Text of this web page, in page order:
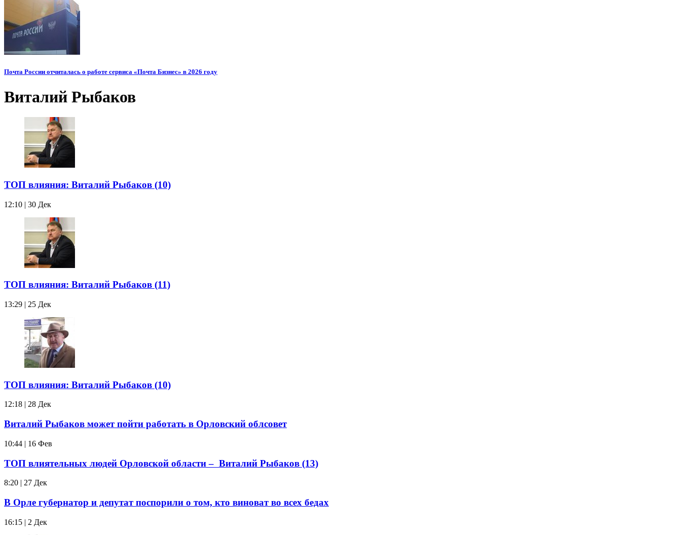
Почта России отчиталась о работе сервиса «Почта Бизнес» в 2026 году
Виталий Рыбаков
ТОП влияния: Виталий Рыбаков (10)
12:10 | 30 Дек
ТОП влияния: Виталий Рыбаков (11)
13:29 | 25 Дек
ТОП влияния: Виталий Рыбаков (10)
12:18 | 28 Дек
Виталий Рыбаков может пойти работать в Орловский облсовет
10:44 | 16 Фев
ТОП влиятельных людей Орловской области – Виталий Рыбаков (13)
8:20 | 27 Дек
В Орле губернатор и депутат поспорили о том, кто виноват во всех бедах
16:15 | 2 Дек